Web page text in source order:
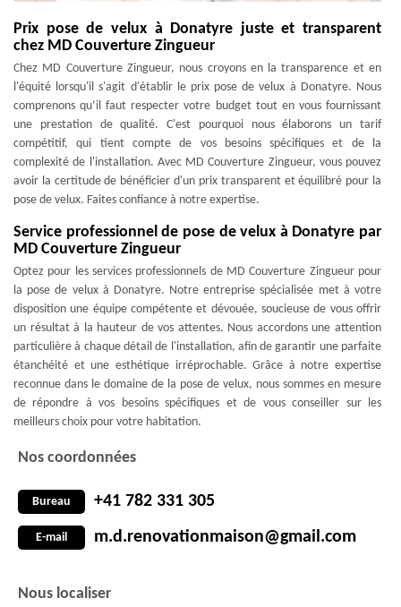
Prix pose de velux à Donatyre juste et transparent
chez MD Couverture Zingueur
Chez MD Couverture Zingueur, nous croyons en la transparence et en
l'équité lorsqu'il s'agit d'établir le prix pose de velux à Donatyre. Nous
comprenons qu’il faut respecter votre budget tout en vous fournissant
une prestation de qualité. C'est pourquoi nous élaborons un tarif
compétitif, qui tient compte de vos besoins spécifiques et de la
complexité de l'installation. Avec MD Couverture Zingueur, vous pouvez
avoir la certitude de bénéficier d'un prix transparent et équilibré pour la
pose de velux. Faites confiance à notre expertise.
Service professionnel de pose de velux à Donatyre par
MD Couverture Zingueur
Optez pour les services professionnels de MD Couverture Zingueur pour
la pose de velux à Donatyre. Notre entreprise spécialisée met à votre
disposition une équipe compétente et dévouée, soucieuse de vous offrir
un résultat à la hauteur de vos attentes. Nous accordons une attention
particulière à chaque détail de l'installation, afin de garantir une parfaite
étanchéité et une esthétique irréprochable. Grâce à notre expertise
reconnue dans le domaine de la pose de velux, nous sommes en mesure
de répondre à vos besoins spécifiques et de vous conseiller sur les
meilleurs choix pour votre habitation.
Nos coordonnées
Bureau +41 782 331 305
E-mail m.d.renovationmaison@gmail.com
Nous localiser